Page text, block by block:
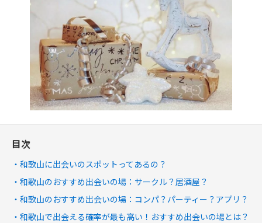
目次
和歌山に出会いのスポットってあるの？
和歌山のおすすめ出会いの場：サークル？居酒屋？
和歌山のおすすめ出会いの場：コンパ？パーティー？アプリ？
和歌山で出会える確率が最も高い！おすすめ出会いの場とは？